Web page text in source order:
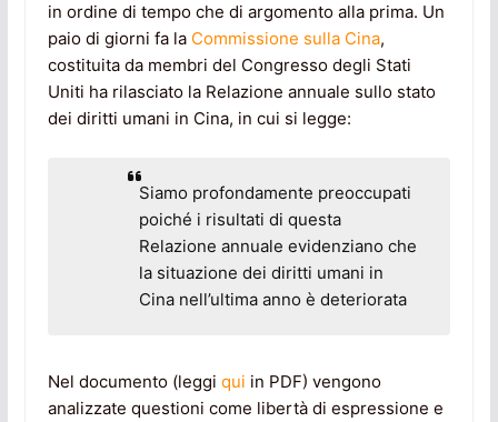
in ordine di tempo che di argomento alla prima. Un
paio di giorni fa la Commissione sulla Cina,
costituita da membri del Congresso degli Stati
Uniti ha rilasciato la Relazione annuale sullo stato
dei diritti umani in Cina, in cui si legge:
Siamo profondamente preoccupati
poiché i risultati di questa
Relazione annuale evidenziano che
la situazione dei diritti umani in
Cina nell’ultima anno è deteriorata
Nel documento (leggi qui in PDF) vengono
analizzate questioni come libertà di espressione e